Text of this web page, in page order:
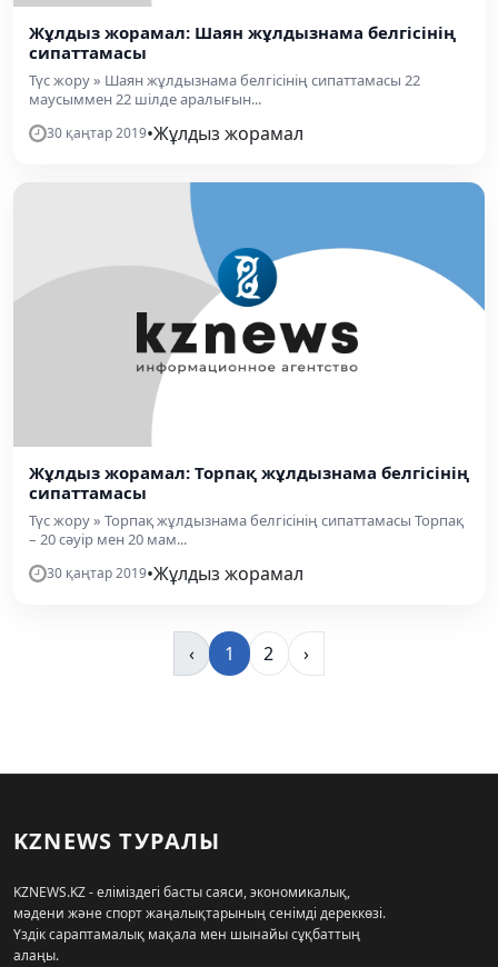
Жұлдыз жорамал: Шаян жұлдызнама белгісінің
сипаттамасы
Түс жору » Шаян жұлдызнама белгісінің сипаттамасы 22
маусыммен 22 шілде аралығын...
30 қаңтар 2019•Жұлдыз жорамал
Жұлдыз жорамал: Торпақ жұлдызнама белгісінің
сипаттамасы
Түс жору » Торпақ жұлдызнама белгісінің сипаттамасы Торпақ
– 20 сәуір мен 20 мам...
30 қаңтар 2019•Жұлдыз жорамал
‹ 1 2 ›
KZNEWS ТУРАЛЫ
KZNEWS.KZ - еліміздегі басты саяси, экономикалық,
мәдени және спорт жаңалықтарының сенімді дереккөзі.
Үздік сараптамалық мақала мен шынайы сұқбаттың
алаңы.